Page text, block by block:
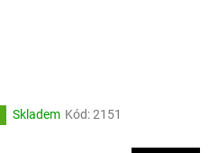
Skladem Kód:2151